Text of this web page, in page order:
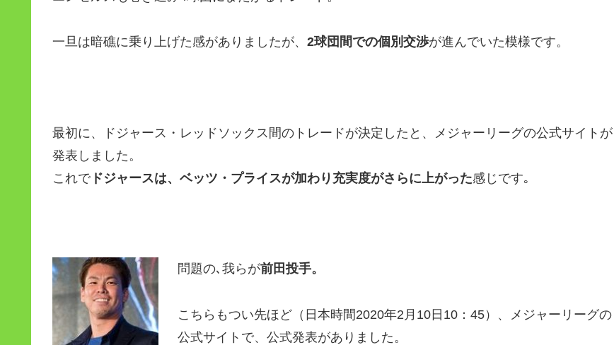
一旦は暗礁に乗り上げた感がありましたが、 2球団間での個別交渉が進んでいた模様です。
最初に、ドジャース・レッドソックス間のトレードが決定したと、メジャーリーグの公式サイトが
発表しました。
これでドジャースは、ベッツ・プライスが加わり充実度がさらに上がった感じです｡
問題の､我らが前田投手。
こちらもつい先ほど（日本時間2020年2月10日10：45）、メジャーリーグの
公式サイトで、公式発表がありました。